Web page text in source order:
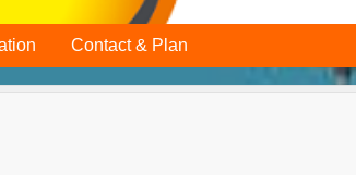
Contact & Plan